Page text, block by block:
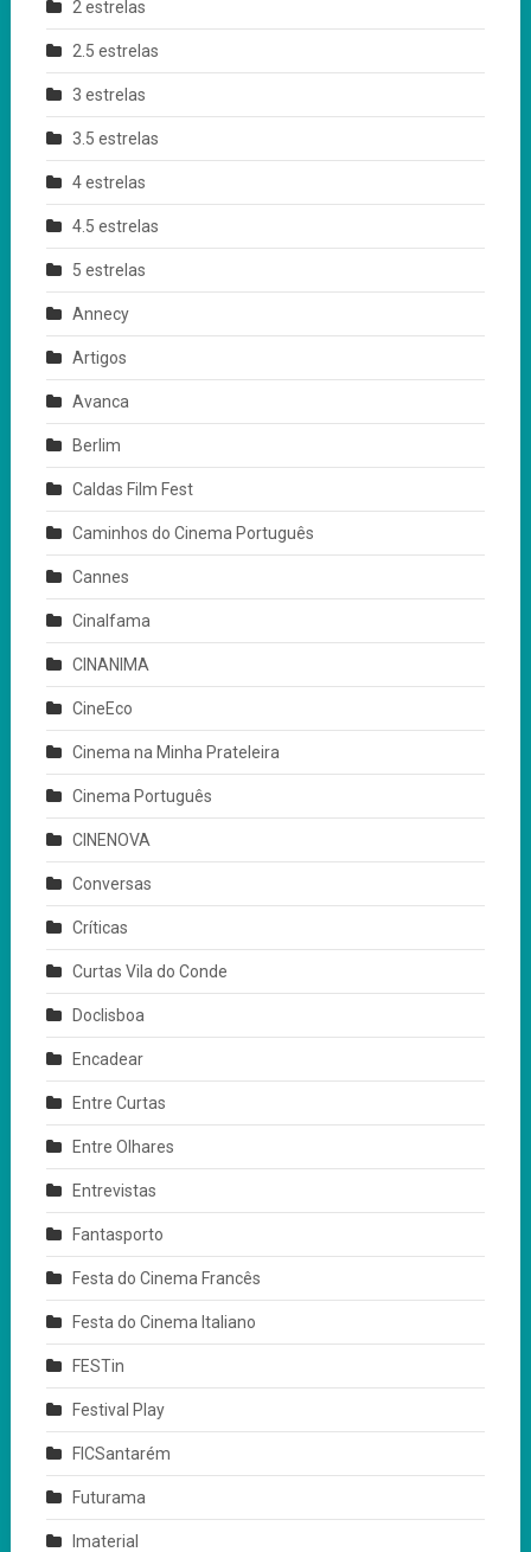
2 estrelas
2.5 estrelas
3 estrelas
3.5 estrelas
4 estrelas
4.5 estrelas
5 estrelas
Annecy
Artigos
Avanca
Berlim
Caldas Film Fest
Caminhos do Cinema Português
Cannes
Cinalfama
CINANIMA
CineEco
Cinema na Minha Prateleira
Cinema Português
CINENOVA
Conversas
Críticas
Curtas Vila do Conde
Doclisboa
Encadear
Entre Curtas
Entre Olhares
Entrevistas
Fantasporto
Festa do Cinema Francês
Festa do Cinema Italiano
FESTin
Festival Play
FICSantarém
Futurama
Imaterial